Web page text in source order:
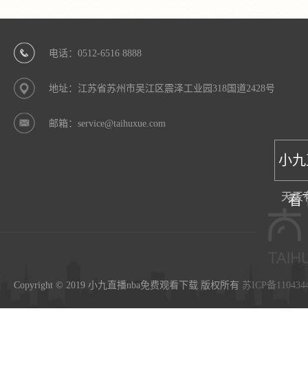
电话：0512-6516 8888
地址：江苏省苏州市吴江区震泽工业园318国道2428号
邮箱：service@taihuxue.com
小
看
天天
Copyright © 2019 小九直播nba免费观看下载 版权所有 苏ICP备